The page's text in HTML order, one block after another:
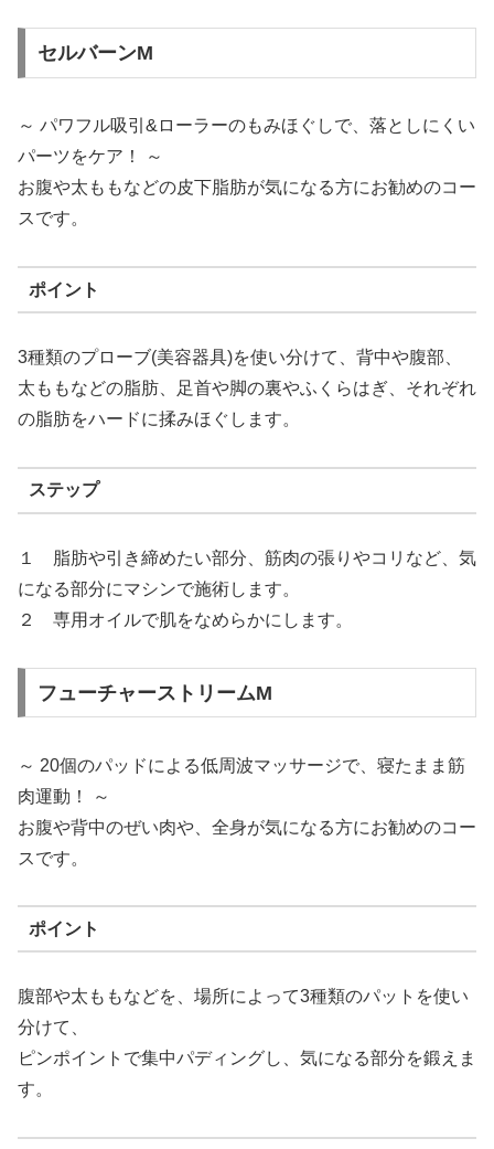
セルバーンM
～ パワフル吸引&ローラーのもみほぐしで、落としにくい
パーツをケア！ ～
お腹や太ももなどの皮下脂肪が気になる方にお勧めのコー
スです。
ポイント
3種類のプローブ(美容器具)を使い分けて、背中や腹部、
太ももなどの脂肪、足首や脚の裏やふくらはぎ、それぞれ
の脂肪をハードに揉みほぐします。
ステップ
１ 脂肪や引き締めたい部分、筋肉の張りやコリなど、気
になる部分にマシンで施術します。
２ 専用オイルで肌をなめらかにします。
フューチャーストリームM
～ 20個のパッドによる低周波マッサージで、寝たまま筋
肉運動！ ～
お腹や背中のぜい肉や、全身が気になる方にお勧めのコー
スです。
ポイント
腹部や太ももなどを、場所によって3種類のパットを使い
分けて、
ピンポイントで集中パディングし、気になる部分を鍛えま
す。